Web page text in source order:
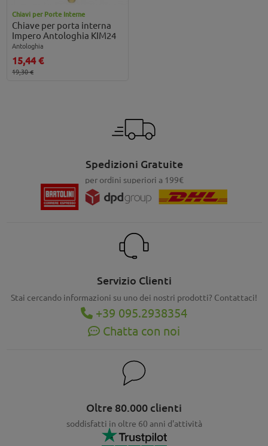
Chiavi per Porte Interne
Chiave per porta interna
Impero Antologhia KIM24
Antologhia
15,44 €
19,30 €
Spedizioni Gratuite
per ordini superiori a 199€
Servizio Clienti
Stai cercando informazioni su uno dei nostri prodotti? Contattaci!
+39 095.2938354
Chatta con noi
Oltre 80.000 clienti
soddisfatti in oltre 60 anni d'attività